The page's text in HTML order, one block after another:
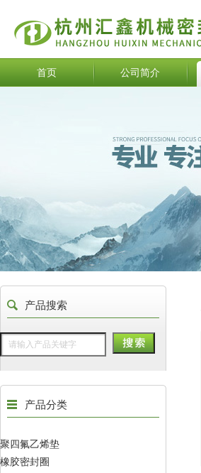
首页 公司简介
产品搜索
产品分类
聚四氟乙烯垫
橡胶密封圈